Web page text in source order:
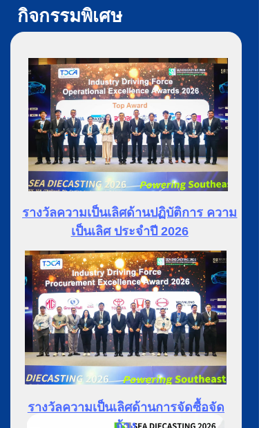
กิจกรรมพิเศษ
รางวัลความเป็นเลิศด้านปฏิบัติการ ความ
เป็นเลิศ ประจำปี 2026
รางวัลความเป็นเลิศด้านการจัดซื้อจัด